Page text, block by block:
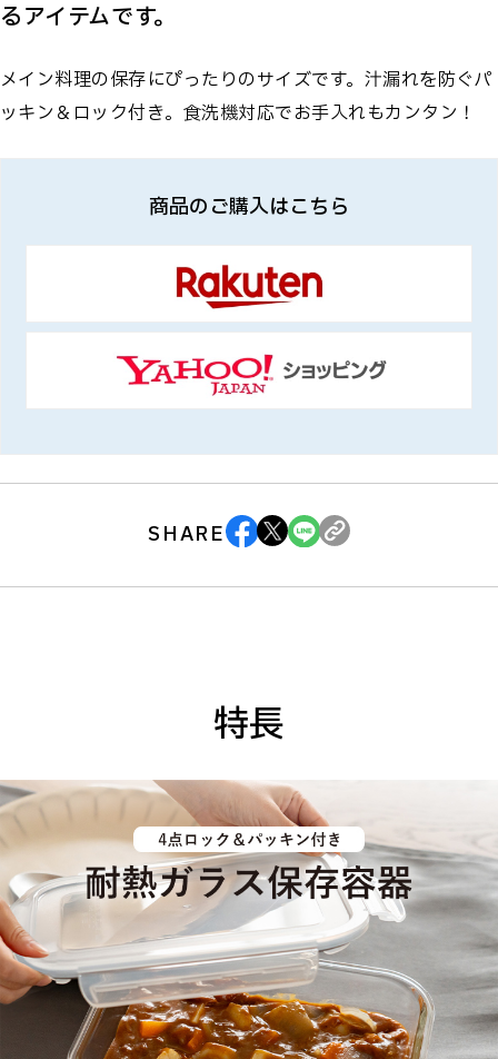
るアイテムです。
メイン料理の保存にぴったりのサイズです。汁漏れを防ぐパ
ッキン＆ロック付き。食洗機対応でお手入れもカンタン！
商品のご購入はこちら
SHARE
特長